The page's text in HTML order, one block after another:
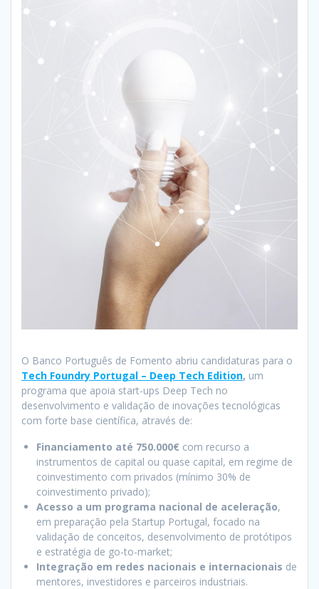
O Banco Português de Fomento abriu candidaturas para o
Tech Foundry Portugal – Deep Tech Edition, um
programa que apoia start-ups Deep Tech no
desenvolvimento e validação de inovações tecnológicas
com forte base científica, através de:
Financiamento até 750.000€ com recurso a
instrumentos de capital ou quase capital, em regime de
coinvestimento com privados (mínimo 30% de
coinvestimento privado);
Acesso a um programa nacional de aceleração,
em preparação pela Startup Portugal, focado na
validação de conceitos, desenvolvimento de protótipos
e estratégia de go-to-market;
Integração em redes nacionais e internacionais de
mentores, investidores e parceiros industriais.